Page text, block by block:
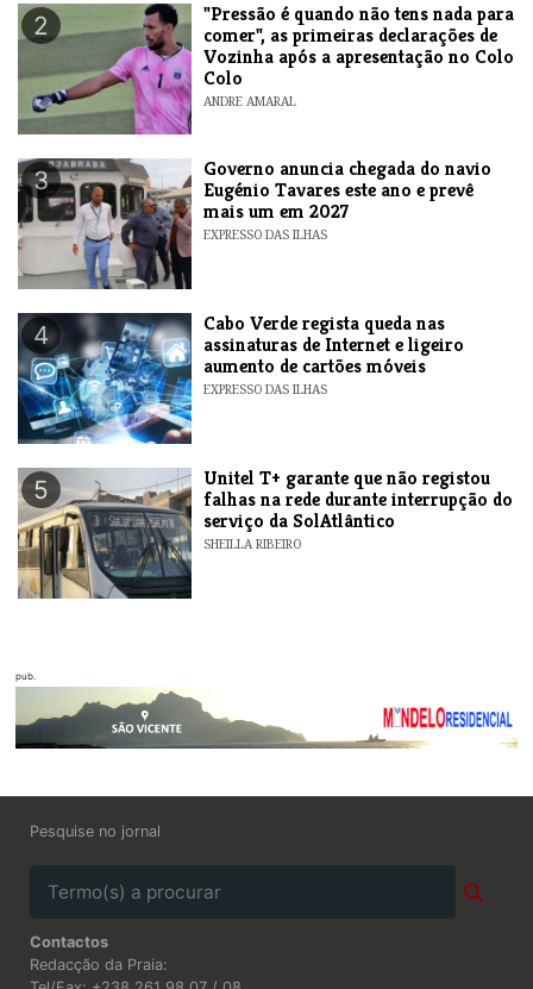
2
"Pressão é quando não tens nada para
comer", as primeiras declarações de
Vozinha após a apresentação no Colo
Colo
ANDRE AMARAL
3
Governo anuncia chegada do navio
Eugénio Tavares este ano e prevê
mais um em 2027
EXPRESSO DAS ILHAS
4
Cabo Verde regista queda nas
assinaturas de Internet e ligeiro
aumento de cartões móveis
EXPRESSO DAS ILHAS
5
Unitel T+ garante que não registou
falhas na rede durante interrupção do
serviço da SolAtlântico
SHEILLA RIBEIRO
pub.
Pesquise no jornal
Contactos
Redacção da Praia: